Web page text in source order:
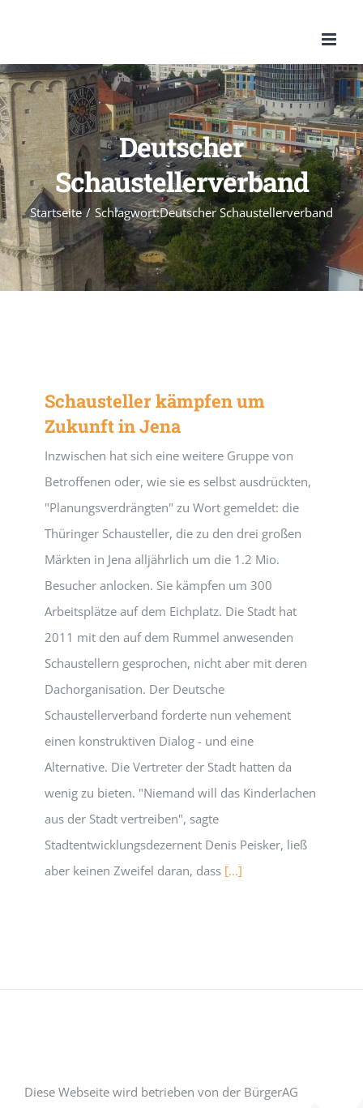
springen
Deutscher
Schaustellerverband
Startseite / Schlagwort:Deutscher Schaustellerverband
Schausteller kämpfen um
Zukunft in Jena
Inzwischen hat sich eine weitere Gruppe von
Betroffenen oder, wie sie es selbst ausdrückten,
"Planungsverdrängten" zu Wort gemeldet: die
Thüringer Schausteller, die zu den drei großen
Märkten in Jena alljährlich um die 1.2 Mio.
Besucher anlocken. Sie kämpfen um 300
Arbeitsplätze auf dem Eichplatz. Die Stadt hat
2011 mit den auf dem Rummel anwesenden
Schaustellern gesprochen, nicht aber mit deren
Dachorganisation. Der Deutsche
Schaustellerverband forderte nun vehement
einen konstruktiven Dialog - und eine
Alternative. Die Vertreter der Stadt hatten da
wenig zu bieten. "Niemand will das Kinderlachen
aus der Stadt vertreiben", sagte
Stadtentwicklungsdezernent Denis Peisker, ließ
aber keinen Zweifel daran, dass [...]
Diese Webseite wird betrieben von der BürgerAG